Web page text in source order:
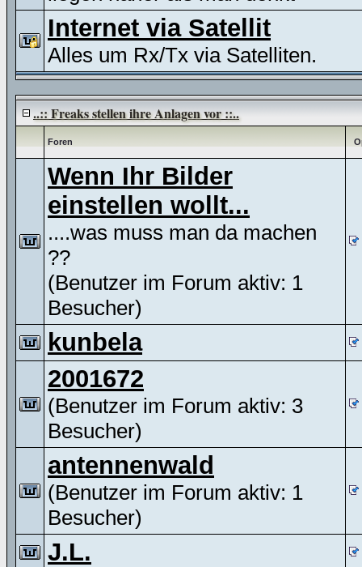
Internet via Satellit
Alles um Rx/Tx via Satelliten.
..:: Freaks stellen ihre Anlagen vor ::..
Foren
Wenn Ihr Bilder
einstellen wollt...
....was muss man da machen
??
(Benutzer im Forum aktiv: 1
Besucher)
kunbela
2001672
(Benutzer im Forum aktiv: 3
Besucher)
antennenwald
(Benutzer im Forum aktiv: 1
Besucher)
J.L.